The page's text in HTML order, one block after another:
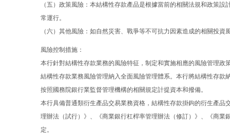
（五）政策風險：本結構性存款產品是根據當前的相關法規和政策
常運行。
（六）其他風險：如自然災害、戰爭等不可抗力因素造成的相關投資
風險控制措施：
本行針對結構性存款業務的風險特征，制定和實施相應的風險管理
結構性存款業務風險管理納入全面風險管理體系。本行將結構性存
按照國務院銀行業監督管理機構的相關規定計提資本和撥備。
本行具備普通類衍生產品交易業務資格，結構性存款掛鉤的衍生產
理辦法（試行）》、《商業銀行杠桿率管理辦法（修訂）》、《商
定。